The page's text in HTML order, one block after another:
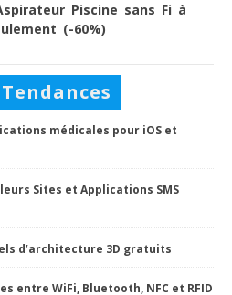
Piscine sans Fi à
(-60%)
Tendances
médicales pour iOS et
Sites et Applications SMS
d’architecture 3D gratuits
entre WiFi, Bluetooth, NFC et RFID